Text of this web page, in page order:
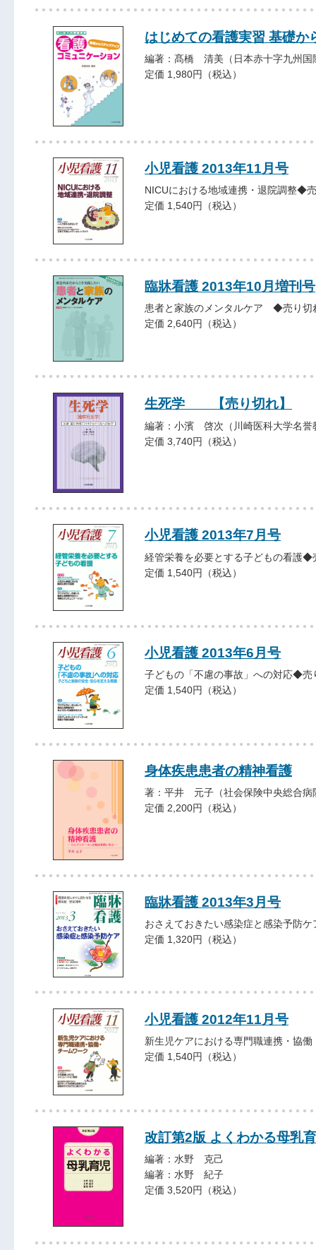
はじめての看護実習 基礎か
編著：髙橋 清美（日本赤十字九州国
定価 1,980円（税込）
小児看護 2013年11月号
NICUにおける地域連携・退院調整◆
定価 1,540円（税込）
臨牀看護 2013年10月増刊号
患者と家族のメンタルケア ◆売り
定価 2,640円（税込）
生死学 【売り切れ】
編著：小濱 啓次（川崎医科大学名誉
定価 3,740円（税込）
小児看護 2013年7月号
経管栄養を必要とする子どもの看護
定価 1,540円（税込）
小児看護 2013年6月号
子どもの「不慮の事故」への対応◆
定価 1,540円（税込）
身体疾患患者の精神看護
著：平井 元子（社会保険中央総合病
定価 2,200円（税込）
臨牀看護 2013年3月号
おさえておきたい感染症と感染予防
定価 1,320円（税込）
小児看護 2012年11月号
新生児ケアにおける専門職連携・協
定価 1,540円（税込）
改訂第2版 よくわかる母乳
編著：水野 克己
編著：水野 紀子
定価 3,520円（税込）